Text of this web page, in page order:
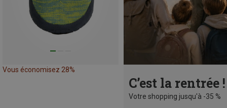
Vous économisez 28%
C’est la rentrée !
Votre shopping jusqu'à -35 %